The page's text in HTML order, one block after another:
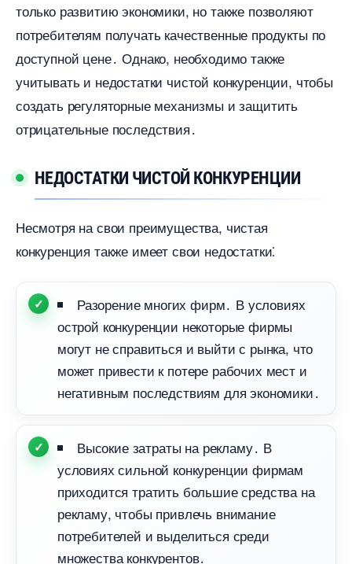
только развитию экономики, но также позволяют
потребителям получать качественные продукты по
доступной цене․ Однако, необходимо также
учитывать и недостатки чистой конкуренции, чтобы
создать регуляторные механизмы и защитить
отрицательные последствия․
НЕДОСТАТКИ ЧИСТОЙ КОНКУРЕНЦИИ
Несмотря на свои преимущества, чистая
конкуренция также имеет свои недостатки⁚
Разорение многих фирм․ В условиях
острой конкуренции некоторые фирмы
могут не справиться и выйти с рынка, что
может привести к потере рабочих мест и
негативным последствиям для экономики․
ысокие затраты на рекламу․
условиях сильной конкуренции фирмам
приходится тратить большие средства на
рекламу, чтобы привлечь внимание
потребителей и выделиться среди
множества конкурентов․